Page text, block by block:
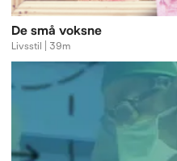
De små voksne
Livsstil | 39m